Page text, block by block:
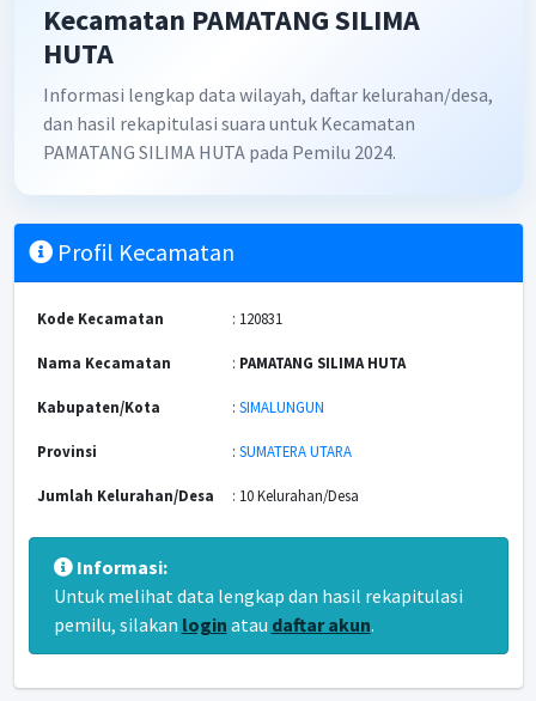
Kecamatan PAMATANG SILIMA
HUTA
Informasi lengkap data wilayah, daftar kelurahan/desa,
dan hasil rekapitulasi suara untuk Kecamatan
PAMATANG SILIMA HUTA pada Pemilu 2024.
Profil Kecamatan
Kode Kecamatan : 120831
Nama Kecamatan : PAMATANG SILIMA HUTA
Kabupaten/Kota : SIMALUNGUN
Provinsi : SUMATERA UTARA
Jumlah Kelurahan/Desa : 10 Kelurahan/Desa
Informasi:
Untuk melihat data lengkap dan hasil rekapitulasi
pemilu, silakan login atau daftar akun.